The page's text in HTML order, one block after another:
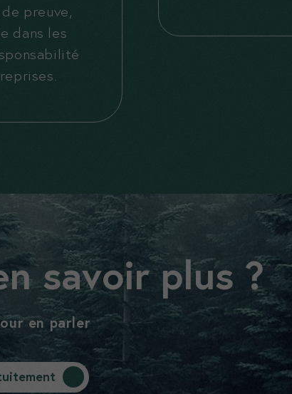
preuve,
dans les
savoir plus ?
en parler